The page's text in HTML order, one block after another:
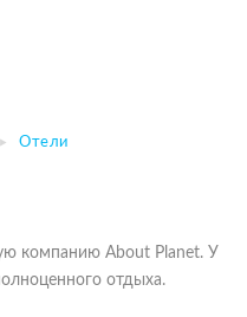
Отели
компанию About Planet. У
отдыха.